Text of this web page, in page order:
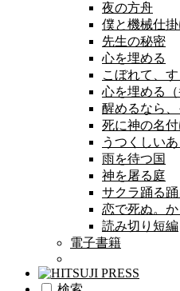
夜の方舟
僕と機械仕掛
先生の秘密
心を埋める
こぼれて、
心を埋める（
醒めるなら
死に神の名
うつくしいあ
雨を待つ国
神を屠る庭
サクラ踊る踊
恋で死ぬ。
読み切り短編
電子書籍